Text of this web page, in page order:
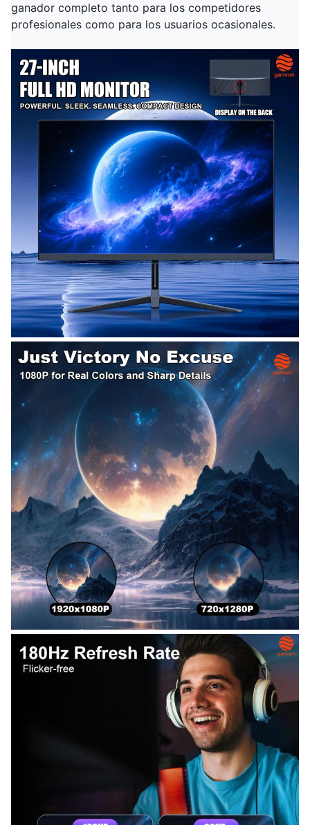
ganador completo tanto para los competidores
profesionales como para los usuarios ocasionales.